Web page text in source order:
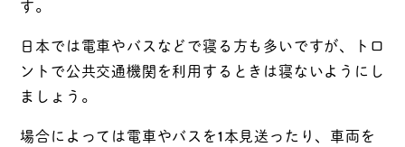
す。
日本では電車やバスなどで寝る方も多いですが、トロ
ントで公共交通機関を利用するときは寝ないようにし
ましょう。
場合によっては電車やバスを1本見送ったり、車両を